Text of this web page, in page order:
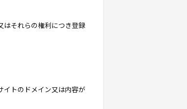
はそれらの権利につき登録
イトのドメイン又は内容が